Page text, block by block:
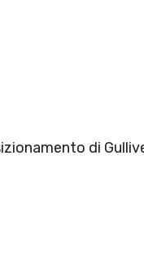
di